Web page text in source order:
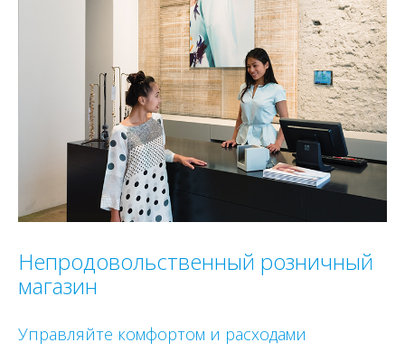
Непродовольственный розничный
магазин
Управляйте комфортом и расходами